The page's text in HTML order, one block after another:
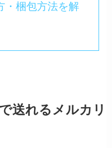
・梱包方法を解
送れるメルカリ